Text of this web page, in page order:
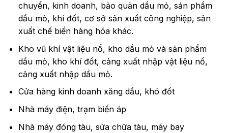
chuyển, kinh doanh, bảo quản dầu mỏ, sản phẩm
dầu mỏ, khí đốt, cơ sở sản xuất công nghiệp, sản
xuất chế biến hàng hóa khác.
Kho vũ khí vật liệu nổ, kho dầu mỏ và sản phẩm
dầu mỏ, kho khí đốt, cảng xuất nhập vật liệu nổ,
cảng xuất nhập dầu mỏ.
Cửa hàng kinh doanh xăng dầu, khó đốt
Nhà máy điện, trạm biến áp
Nhà máy đóng tàu, sửa chữa tàu, máy bay